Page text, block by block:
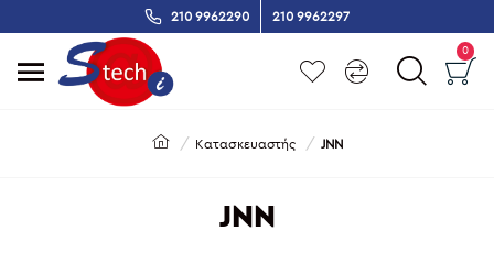
210 9962290 210 9962297
0
Κατασκευαστής JNN
JNN